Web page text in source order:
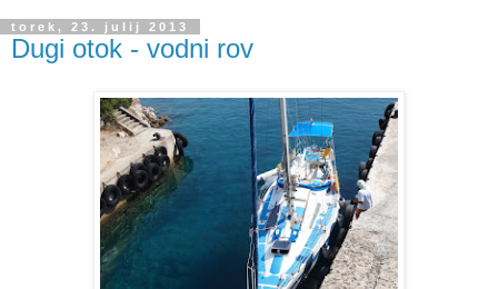
torek, 23. julij 2013
Dugi otok - vodni rov